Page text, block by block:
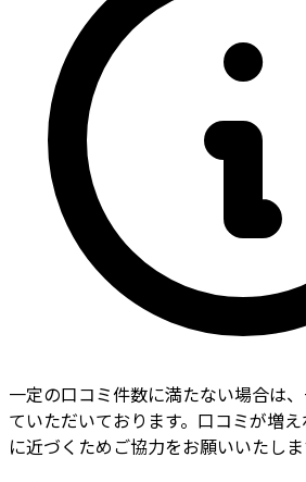
一定の口コミ件数に満たない場合は
ていただいております。口コミが増
に近づくためご協力をお願いいたしま